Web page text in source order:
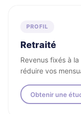
PROFIL
Retraité
Revenus fixés à
réduire vos
Obtenir une